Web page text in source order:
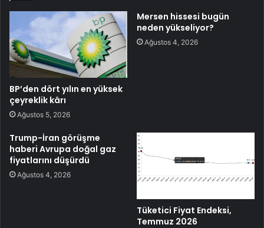
BP’den dört yılın en yüksek
çeyreklik kârı
Ağustos 5, 2026
Mersen hissesi bugün
neden yükseliyor?
Ağustos 4, 2026
Trump-İran görüşme
haberi Avrupa doğal gaz
fiyatlarını düşürdü
Ağustos 4, 2026
Tüketici Fiyat Endeksi,
Temmuz 2026